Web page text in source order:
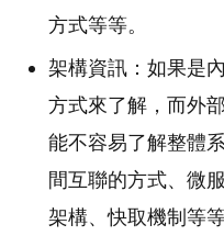
方式等等。
架構資訊：如果是
方式來了解，而外
能不容易了解整體
間互聯的方式、微
架構、快取機制等等